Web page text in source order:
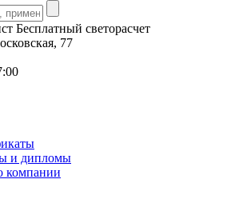
Бесплатный светорасчет
77
и дипломы
компании